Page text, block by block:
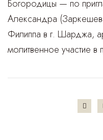
Богородицы — по
Александра
Филиппа в г. Шарджа,
молитвенное участие